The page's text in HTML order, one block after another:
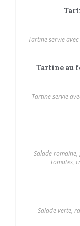
Tartine servie
Tartine au
Tartine servie
Salade
tomates,
Salade verte,